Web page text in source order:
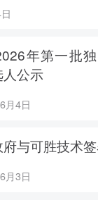
年第一批
人公示
月4日
与可胜技术
月3日